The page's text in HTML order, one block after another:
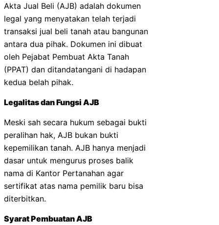
Akta Jual Beli (AJB) adalah dokumen
legal yang menyatakan telah terjadi
transaksi jual beli tanah atau bangunan
antara dua pihak. Dokumen ini dibuat
oleh Pejabat Pembuat Akta Tanah
(PPAT) dan ditandatangani di hadapan
kedua belah pihak.
Legalitas dan Fungsi AJB
Meski sah secara hukum sebagai bukti
peralihan hak, AJB bukan bukti
kepemilikan tanah. AJB hanya menjadi
dasar untuk mengurus proses balik
nama di Kantor Pertanahan agar
sertifikat atas nama pemilik baru bisa
diterbitkan.
Syarat Pembuatan AJB